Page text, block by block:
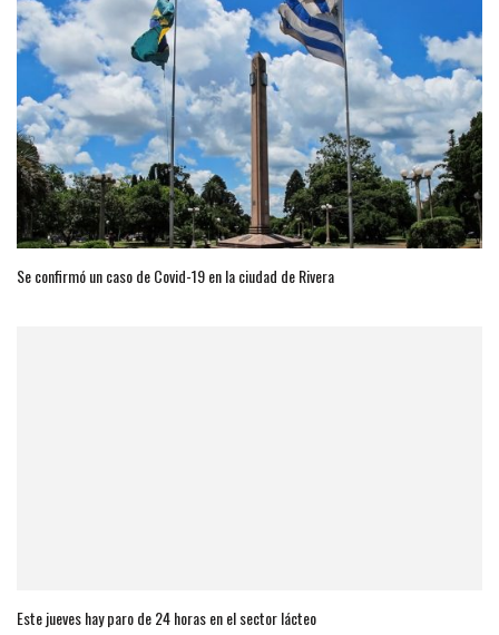
Se confirmó un caso de Covid-19 en la ciudad de Rivera
Este jueves hay paro de 24 horas en el sector lácteo